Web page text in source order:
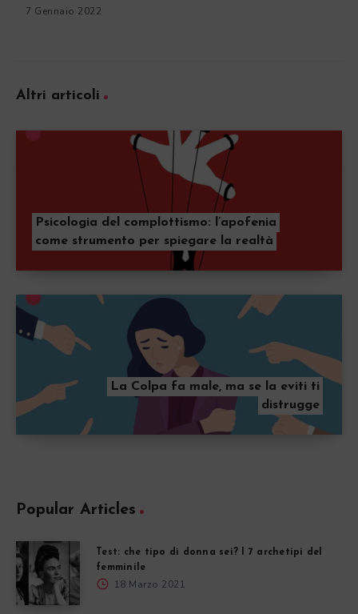
7 Gennaio 2022
Altri articoli
Psicologia del complottismo: l’apofenia
come strumento per spiegare la realtà
La Colpa fa male, ma se la eviti ti
distrugge
Popular Articles
Test: che tipo di donna sei? I 7 archetipi del
femminile
18 Marzo 2021